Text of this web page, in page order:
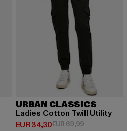
EUR 49,99
URBAN CLASSICS
Ladies Cotton Twill Utility
EUR 34,30
Derzeitiger Preis: EUR 34,30
EUR 69,99Aktionspreis: